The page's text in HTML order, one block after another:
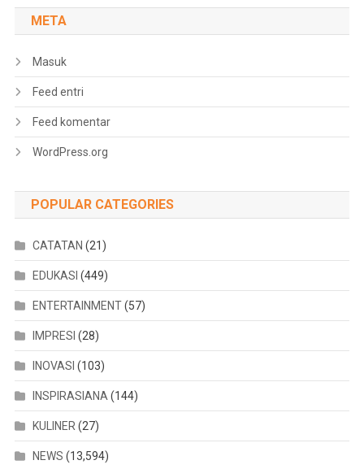
META
Masuk
Feed entri
Feed komentar
WordPress.org
POPULAR CATEGORIES
CATATAN (21)
EDUKASI (449)
ENTERTAINMENT(57)
IMPRESI (28)
INOVASI (103)
INSPIRASIANA (144)
KULINER (27)
NEWS (13,594)